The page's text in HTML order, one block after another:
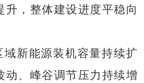
升，整体建设进度平稳向
域新能源装机容量持续扩
动、峰谷调节压力持续增